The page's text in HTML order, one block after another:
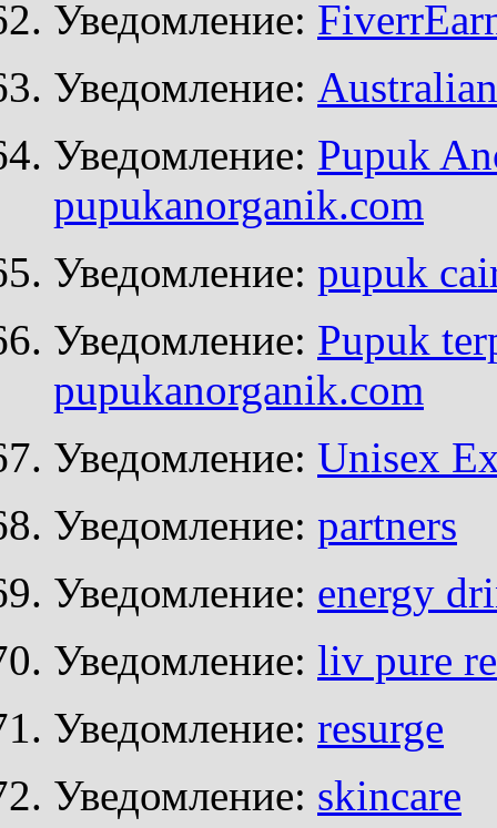
Уведомление:
Уведомление:
Уведомление: Pupuk
pupukanorganik.com
Уведомление: pupuk
Уведомление: Pupuk
pupukanorganik.com
Уведомление: Unisex
Уведомление: partners
Уведомление: energy
Уведомление: liv pure
Уведомление: resurge
Уведомление: skincare